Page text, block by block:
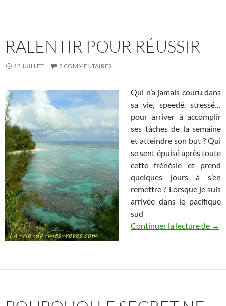
RALENTIR POUR RÉUSSIR
13 JUILLET 8 COMMENTAIRES
Qui n’a jamais couru dans
sa vie, speedé, stressé…
pour arriver à accomplir
ses tâches de la semaine
et atteindre son but ? Qui
se sent épuisé après toute
cette frénésie et prend
quelques jours à s’en
remettre ? Lorsque je suis
arrivée dans le pacifique
sud
Continuer la lecture de →